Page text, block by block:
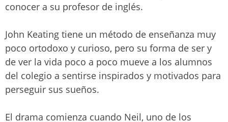
conocer a su profesor de inglés.
John Keating tiene un método de enseñanza muy
poco ortodoxo y curioso, pero su forma de ser y
de ver la vida poco a poco mueve a los alumnos
del colegio a sentirse inspirados y motivados para
perseguir sus sueños.
El drama comienza cuando Neil, uno de los